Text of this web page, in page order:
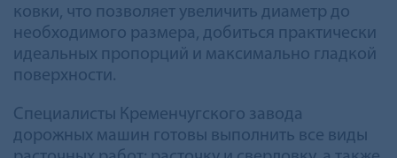
ковки, что позволяет увеличить диаметр до
необходимого размера, добиться практически
идеальных пропорций и максимально гладкой
поверхности.
Специалисты Кременчугского завода
дорожных машин готовы выполнить все виды